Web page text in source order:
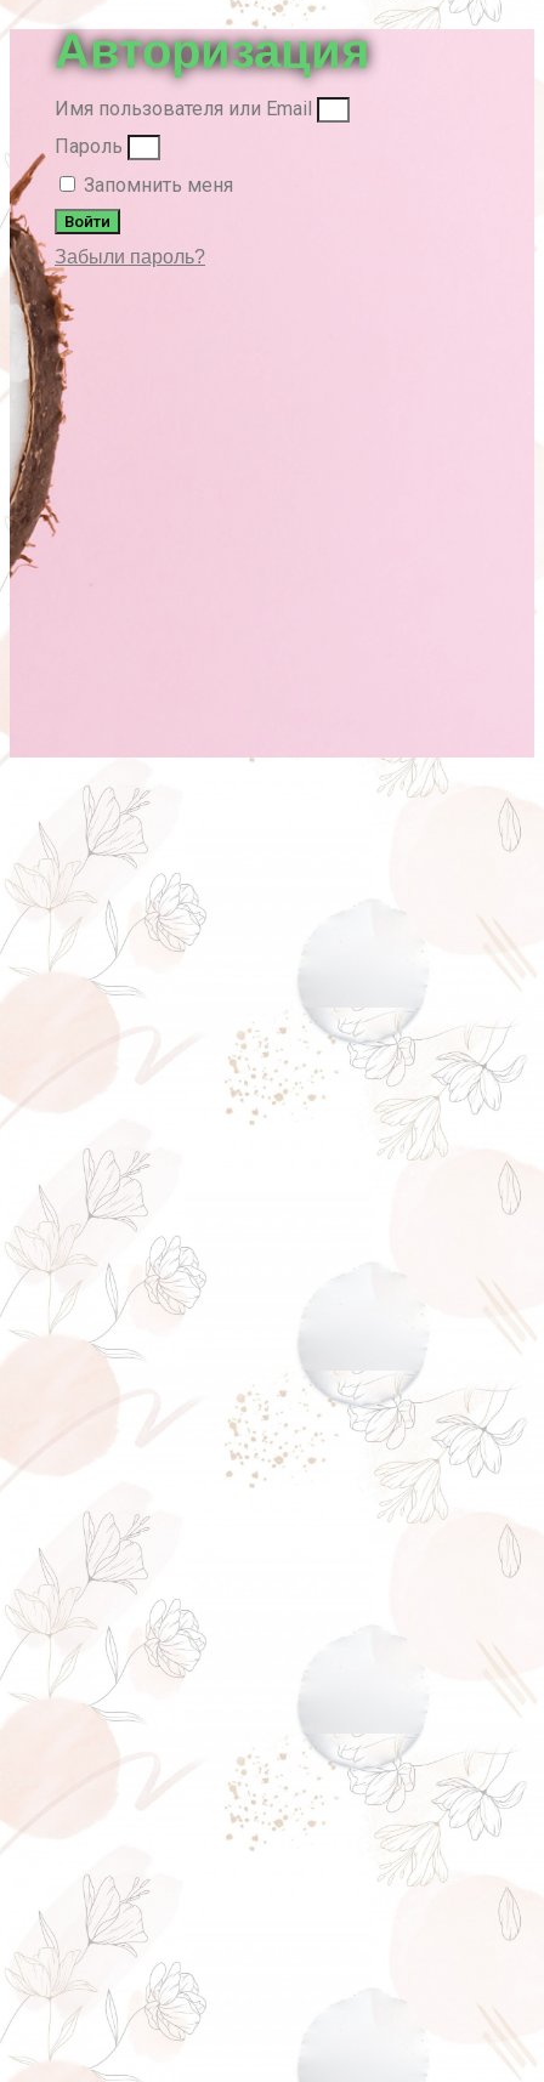
Авторизация
Имя пользователя или Email
Пароль
Запомнить меня
Войти
Забыли пароль?